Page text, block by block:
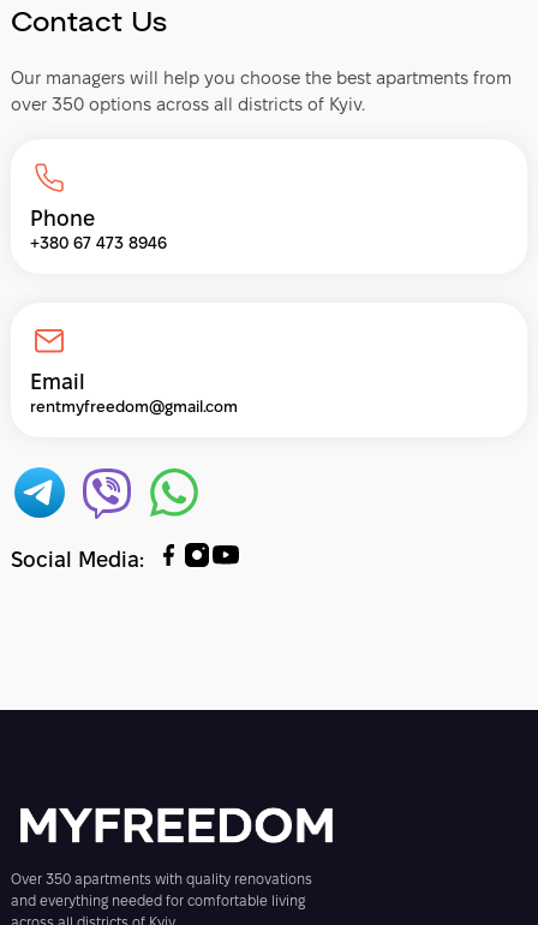
Contact Us
Our managers will help you choose the best apartments from
over 350 options across all districts of Kyiv.
Phone
+380 67 473 8946
Email
rentmyfreedom@gmail.com
Social Media:
Over 350 apartments with quality renovations
and everything needed for comfortable living